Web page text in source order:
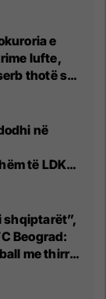
e
lufte,
thotë se
në
në
të LDK-
Beograd:
me thirrje